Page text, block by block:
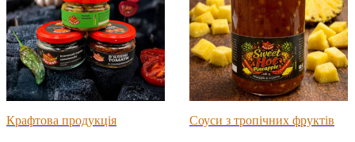
Крафтова продукція Соуси з тропічних фруктів